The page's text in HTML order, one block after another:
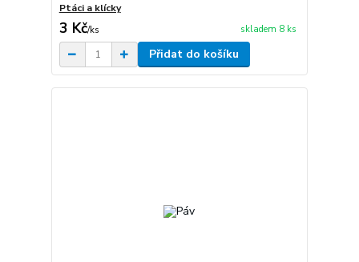
Ptáci a klícky
3 Kč/ks skladem 8 ks
Přidat do košíku